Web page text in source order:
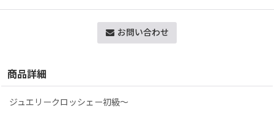
お問い合わせ
商品詳細
ジュエリークロッシェー初級〜